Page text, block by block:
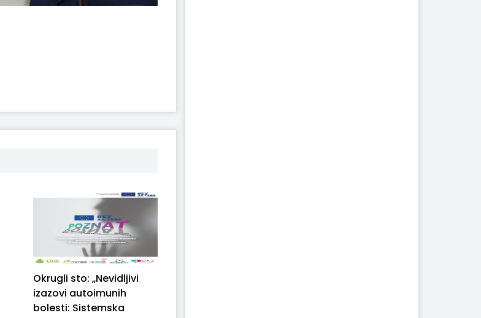
Okrugli sto: „Nevidljivi
izazovi autoimunih
bolesti: Sistemska